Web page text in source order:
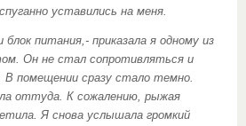
уставились на меня.
питания,- приказала я одному из
Он не стал сопротивляться и
помещении сразу стало темно.
оттуда. К сожалению, рыжая
Я снова услышала громкий